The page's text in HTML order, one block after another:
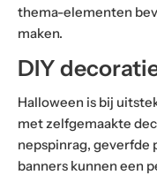
thema-elementen
maken.
DIY
Halloween is bij
met zelfgemaakte
nepspinrag, geverfde
banners kunnen een